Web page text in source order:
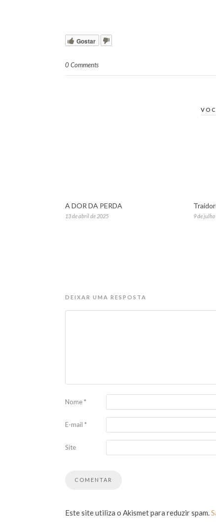
Gostar
0 Comments
A DOR DA PERDA
13 de abril de 2025 9 de
DEIXAR UMA RESPOSTA
Nome*
E-mail *
Site
Este site utiliza o Akismet para reduzir spam.